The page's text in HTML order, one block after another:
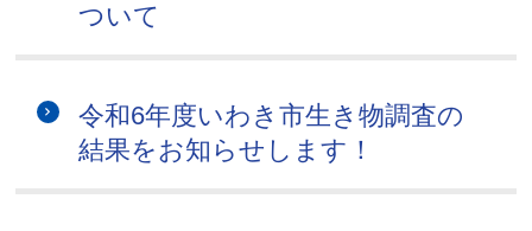
ついて
令和6年度いわき市生き物調査の
結果をお知らせします！